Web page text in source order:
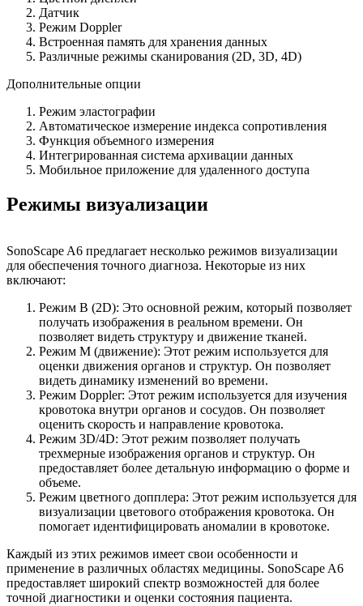
Датчик
Режим Doppler
Встроенная память для хранения данных
Различные режимы сканирования (2D, 3D, 4D)
Дополнительные опции
Режим эластографии
Автоматическое измерение индекса сопротивления
Функция объемного измерения
Интегрированная система архивации данных
Мобильное приложение для удаленного доступа
Режимы визуализации
SonoScape A6 предлагает несколько режимов визуализации
для обеспечения точного диагноза. Некоторые из них
включают:
Режим B (2D): Это основной режим, который позволяет
получать изображения в реальном времени. Он
позволяет видеть структуру и движение тканей.
Режим M (движение): Этот режим используется для
оценки движения органов и структур. Он позволяет
видеть динамику изменений во времени.
Режим Doppler: Этот режим используется для изучения
кровотока внутри органов и сосудов. Он позволяет
оценить скорость и направление кровотока.
Режим 3D/4D: Этот режим позволяет получать
трехмерные изображения органов и структур. Он
предоставляет более детальную информацию о форме и
объеме.
Режим цветного допплера: Этот режим используется для
визуализации цветового отображения кровотока. Он
помогает идентифицировать аномалии в кровотоке.
Каждый из этих режимов имеет свои особенности и
применение в различных областях медицины. SonoScape A6
предоставляет широкий спектр возможностей для более
точной диагностики и оценки состояния пациента.